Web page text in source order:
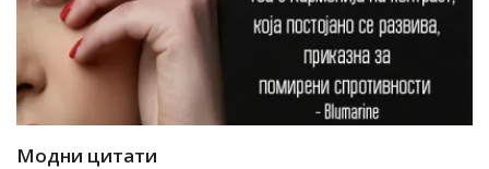
Модни цитати